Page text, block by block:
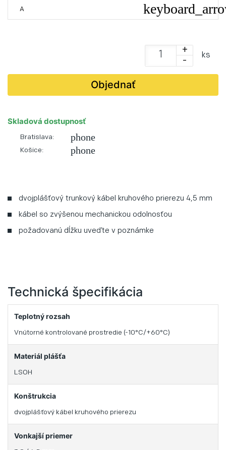
A
+
-
ks
Objednať
Skladová dostupnosť
Bratislava: phone
Košice: phone
dvojplášťový trunkový kábel kruhového prierezu 4,5 mm
kábel so zvýšenou mechanickou odolnosťou
požadovanú dĺžku uveďte v poznámke
Technická špecifikácia
Teplotný rozsah
Vnútorné kontrolované prostredie (-10°C/+60°C)
Materiál plášťa
LSOH
Konštrukcia
dvojplášťový kábel kruhového prierezu
Vonkajší priemer